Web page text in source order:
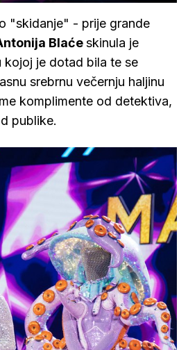
"skidanje" - prije grande
Blaćeskinula je
kojoj je dotad bila te se
srebrnu večernju haljinu
komplimente od detektiva,
publike.